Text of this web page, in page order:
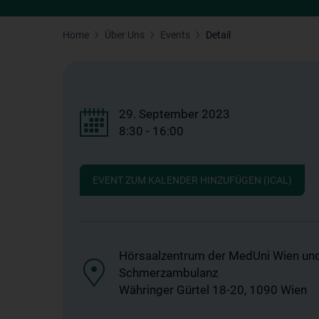
Home Über Uns Events Detail
29. September 2023
8:30 - 16:00
EVENT ZUM KALENDER HINZUFÜGEN (ICAL)
Hörsaalzentrum der MedUni Wien
Schmerzambulanz
Währinger Gürtel 18-20, 1090 Wien